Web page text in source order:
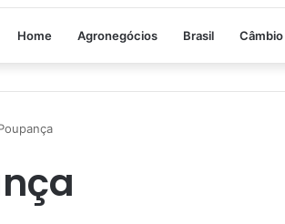
Home Agronegócios Brasil Câmbio